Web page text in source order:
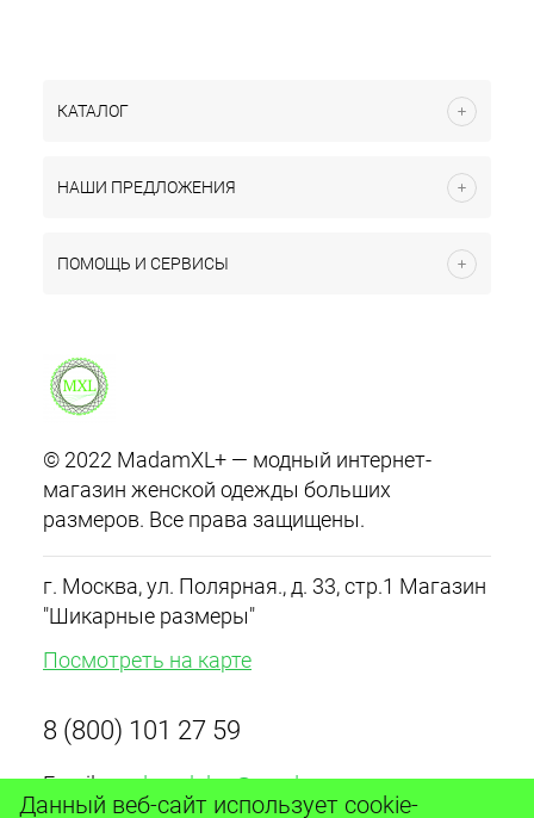
КАТАЛОГ
НАШИ ПРЕДЛОЖЕНИЯ
ПОМОЩЬ И СЕРВИСЫ
© 2022 MadamXL+ — модный интернет-
магазин женской одежды больших
размеров. Все права защищены.
г. Москва, ул. Полярная., д. 33, стр.1 Магазин
"Шикарные размеры"
Посмотреть на карте
8 (800) 101 27 59
Email:madamxlplus@yandex.ru
Данный веб-сайт использует cookie-